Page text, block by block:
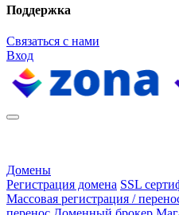
Поддержка
Связаться с нами
Вход
Домены
Регистрация домена SSL
Массовая регистрация /